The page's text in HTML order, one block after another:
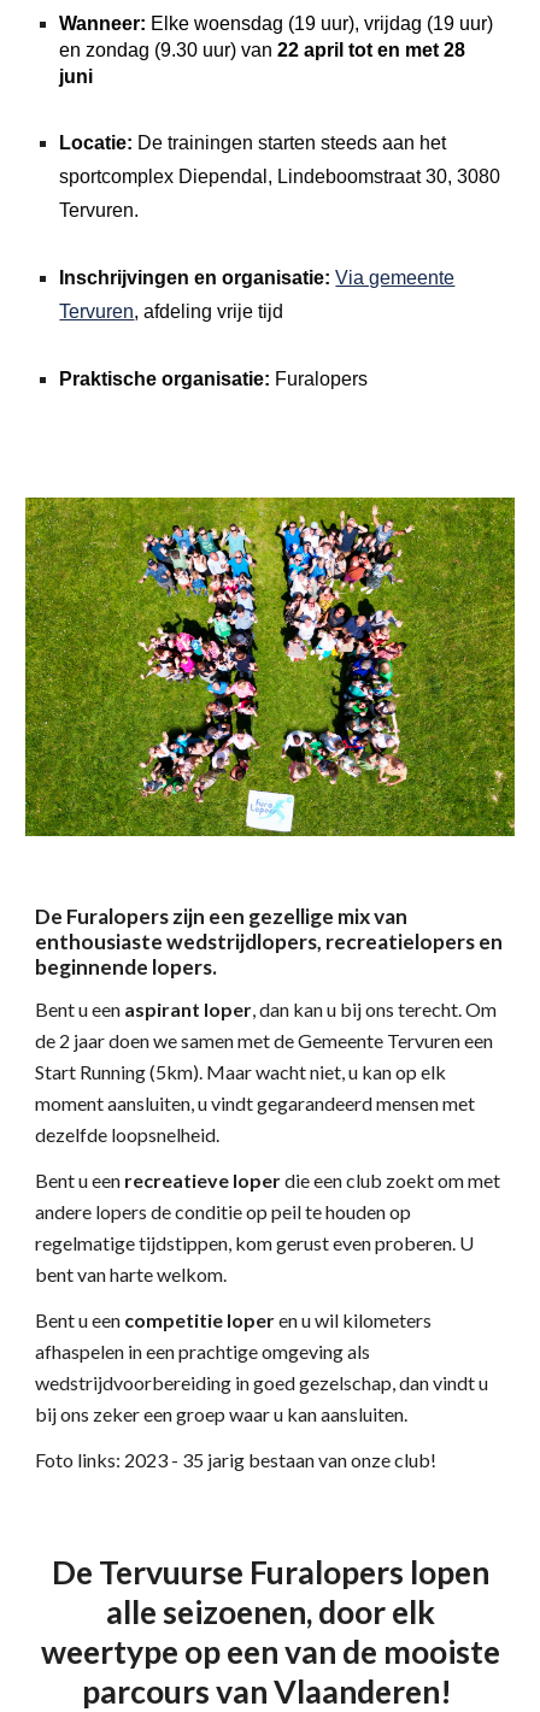
Wanneer: Elke woensdag (19 uur), vrijdag (19 uur)
en zondag (9.30 uur) van22 april tot en met 28
juni
Locatie: De trainingen starten steeds aan het
sportcomplex Diependal, Lindeboomstraat 30, 3080
Tervuren.
Inschrijvingen en organisatie: Via gemeente
Tervuren, afdeling vrije tijd
Praktische organisatie: Furalopers
De Furalopers zijn een gezellige mix van
enthousiaste wedstrijdlopers, recreatielopers en
beginnende lopers.
Bent u een aspirant loper , dan kan u bij ons terecht. Om
de 2 jaar doen we samen met de Gemeente Tervureneen
Start Running (5km) . Maar wacht niet, u kan op elk
moment aansluiten, u vindt gegarandeerd mensen met
dezelfde loopsnelheid.
Bent u een recreatieve loperdie een club zoekt om met
andere lopers de conditie op peil te houden op
regelmatige tijdstippen, kom gerust even proberen. U
bent van harte welkom.
Bent u een competitie loperen u wil kilometers
afhaspelen in een prachtige omgeving als
wedstrijdvoorbereiding in goed gezelschap, dan vindt u
bij ons zeker een groep waar u kan aansluiten.
Foto links: 2023 - 35 jarig bestaan van onze club!
De Tervuurse Furalopers lopen
alleseizoenen,doorelk
weertype op een van de mooiste
parcours van Vlaanderen!